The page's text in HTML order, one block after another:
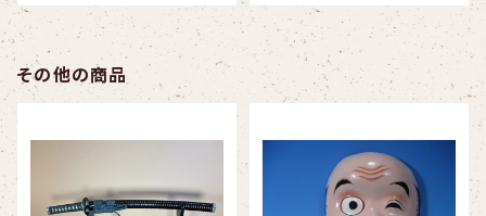
その他の商品